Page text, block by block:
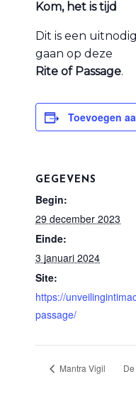
Kom, het is tijd
Dit is een
gaan op deze
Rite of Passage.
Toevoegen
GEGEVENS
Begin:
29 december 2023
Einde:
3 januari 2024
Site:
https://
passage/
Mantra Vigil